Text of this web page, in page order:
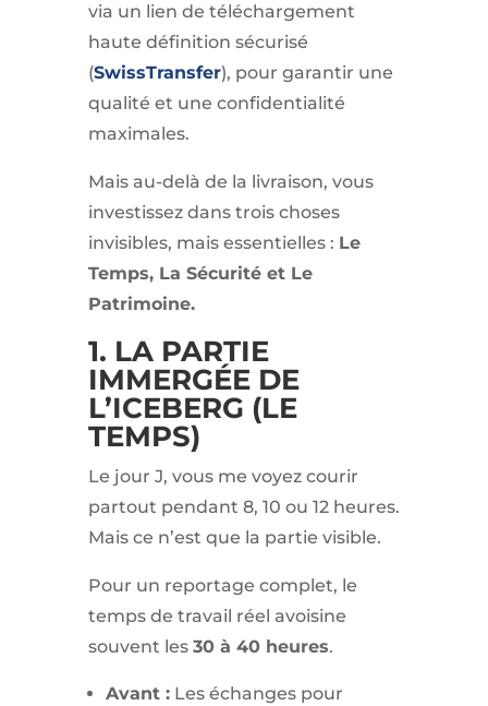
via un lien de téléchargement
haute définition sécurisé
(SwissTransfer), pour garantir une
qualité et une confidentialité
maximales.
Mais au-delà de la livraison, vous
investissez dans trois choses
invisibles, mais essentielles : Le
Temps, La Sécurité et Le
Patrimoine.
1. LA PARTIE
IMMERGÉE DE
L’ICEBERG (LE
TEMPS)
Le jour J, vous me voyez courir
partout pendant 8, 10 ou 12 heures.
Mais ce n’est que la partie visible.
Pour un reportage complet, le
temps de travail réel avoisine
souvent les 30 à 40 heures.
Avant :Les échanges pour